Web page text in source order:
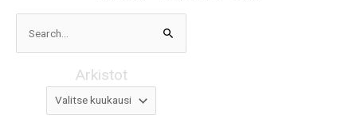
Search
for:
Arkistot